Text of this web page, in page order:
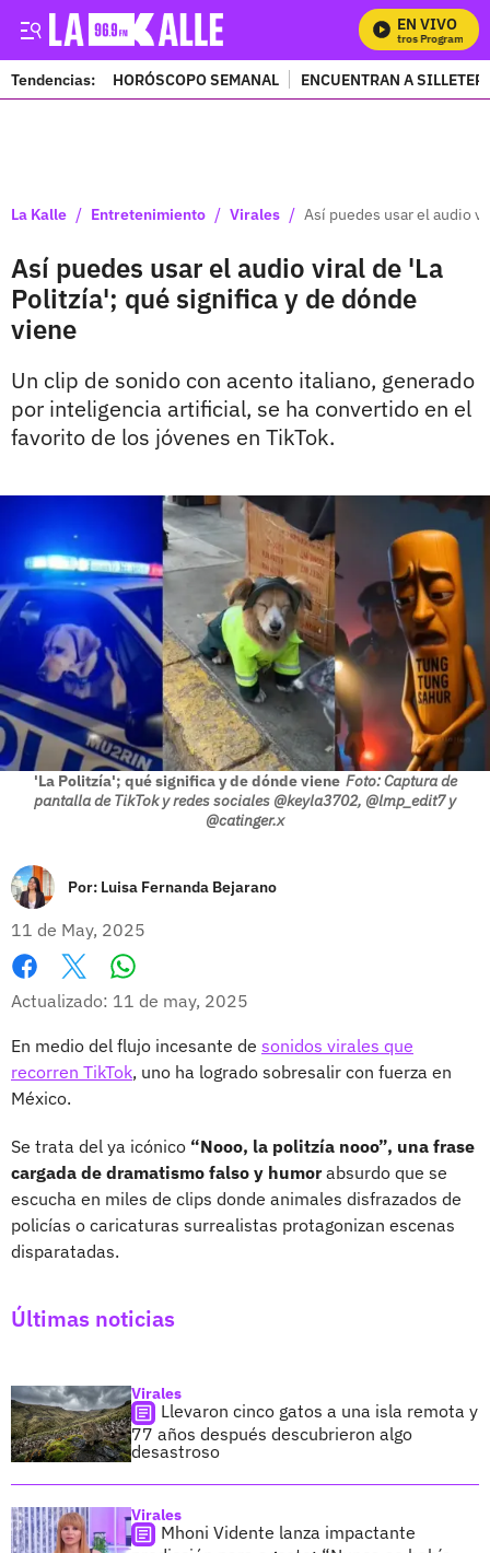
EN VIVO
Tendencias: HORÓSCOPO SEMANAL ENCUENTRAN A
La Kalle / Entretenimiento / Virales / Así puedes usar el audio
Así puedes usar el audio viral de 'La
Politzía'; qué significa y de dónde
viene
Un clip de sonido con acento italiano, generado
por inteligencia artificial, se ha convertido en el
favorito de los jóvenes en TikTok.
'La Politzía'; qué significa y de dónde viene Foto: Captura de
pantalla de TikTok y redes sociales @keyla3702, @lmp_edit7 y
@catinger.x
Por: Luisa Fernanda Bejarano
11 de May, 2025
Facebook
X
Actualizado: 11 de may, 2025
En medio del flujo incesante de sonidos virales que
recorren TikTok, uno ha logrado sobresalir con fuerza en
México.
Se trata del ya icónico “Nooo, la politzía nooo”, una frase
cargada de dramatismo falso y humorabsurdo que se
escucha en miles de clips donde animales disfrazados de
policías o caricaturas surrealistas protagonizan escenas
disparatadas.
Últimas noticias
Virales
Llevaron cinco gatos a una isla remota y
77 años después descubrieron algo
desastroso
Virales
Mhoni Vidente lanza impactante